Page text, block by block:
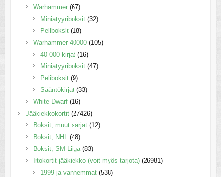
Warhammer (67)
Miniatyyriboksit (32)
Peliboksit (18)
Warhammer 40000 (105)
40 000 kirjat (16)
Miniatyyriboksit (47)
Peliboksit (9)
Sääntökirjat (33)
White Dwarf (16)
Jääkiekkokortit (27426)
Boksit, muut sarjat (12)
Boksit, NHL (48)
Boksit, SM-Liiga (83)
Irtokortit jääkiekko (voit myös tarjota) (26981)
1999 ja vanhemmat (538)